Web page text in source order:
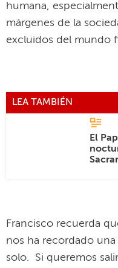
humana,
márgenes de la
excluidos del mundo
LEA TAMBIÉN
El
Francisco recuerda
nos ha recordado una
solo. Si queremos